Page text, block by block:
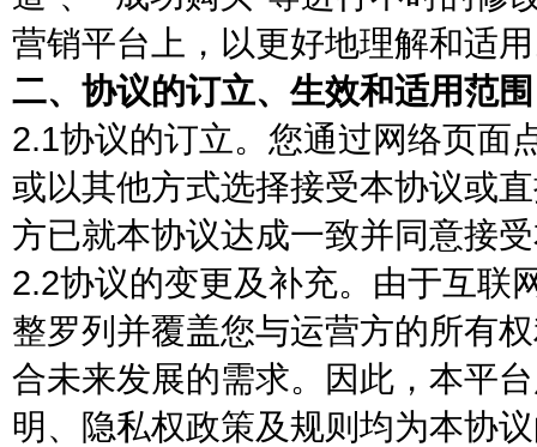
营销平台上，以更好地理解和适
二、协议的订立、生效和适用范围
2.1协议的订立。您通过网络页面
或以其他方式选择接受本协议或
方已就本协议达成一致并同意接
2.2协议的变更及补充。由于互联
整罗列并覆盖您与运营方的所有
合未来发展的需求。因此，本平
明、隐私权政策及规则均为本协